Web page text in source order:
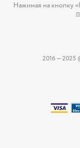
Нажимая на кнопку
2016 —